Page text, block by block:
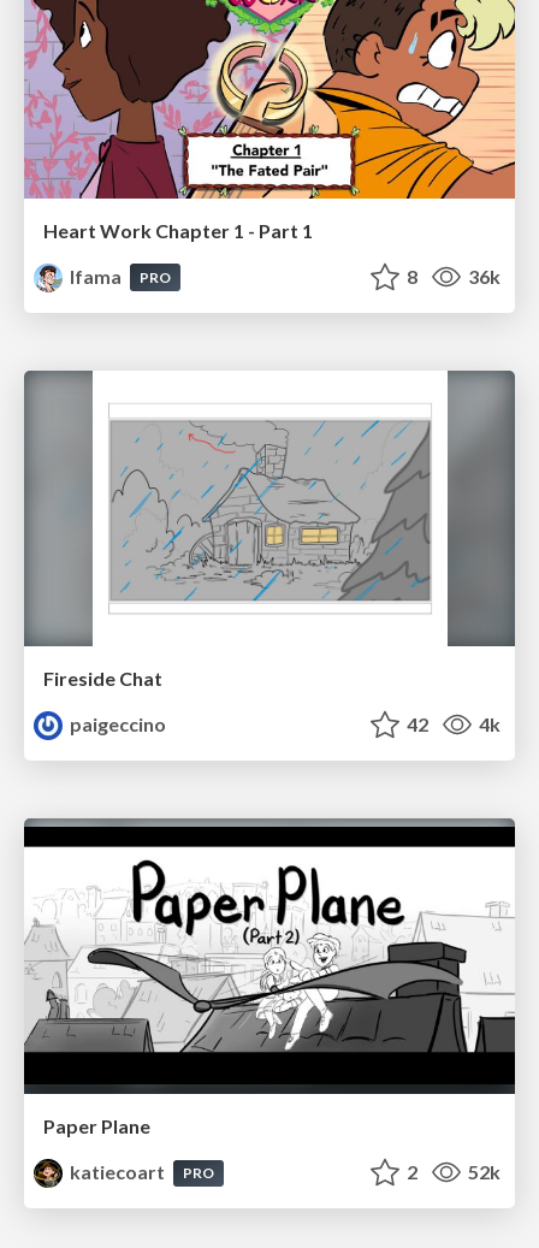
Heart Work Chapter 1 - Part 1
lfama
PRO 8 36k
Fireside Chat
paigeccino
42 4k
Paper Plane
katiecoart
PRO 2 52k